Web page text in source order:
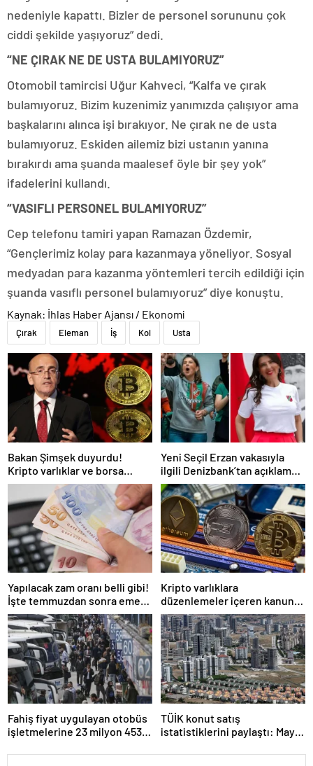
nedeniyle kapattı. Bizler de personel sorununu çok
ciddi şekilde yaşıyoruz” dedi.
“NE ÇIRAK NE DE USTA BULAMIYORUZ”
Otomobil tamircisi Uğur Kahveci, “Kalfa ve çırak
bulamıyoruz. Bizim kuzenimiz yanımızda çalışıyor ama
başkalarını alınca işi bırakıyor. Ne çırak ne de usta
bulamıyoruz. Eskiden ailemiz bizi ustanın yanına
bırakırdı ama şuanda maalesef öyle bir şey yok”
ifadelerini kullandı.
“VASIFLI PERSONEL BULAMIYORUZ”
Cep telefonu tamiri yapan Ramazan Özdemir,
“Gençlerimiz kolay para kazanmaya yöneliyor. Sosyal
medyadan para kazanma yöntemleri tercih edildiği için
şuanda vasıflı personel bulamıyoruz” diye konuştu.
Kaynak: İhlas Haber Ajansı / Ekonomi
Çırak Eleman İş Kol Usta
Bakan Şimşek duyurdu!
Kripto varlıklar ve borsa
kazançlarına vergi geliyor
Yeni Seçil Erzan vakasıyla
ilgili Denizbank’tan açıklama
var: Biz biraz günah keçisi
olduk
Yapılacak zam oranı belli gibi!
İşte temmuzdan sonra emekli
ve memurun alacağı maaş
Kripto varlıklara
düzenlemeler içeren kanun
teklifi TBMM’de kabul edilerek
yasalaştı
Fahiş fiyat uygulayan otobüs
işletmelerine 23 milyon 453
TÜİK konut satış
istatistiklerini paylaştı: Mayıs
satıldı